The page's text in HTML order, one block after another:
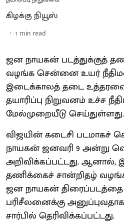
கிழக்கு நியூஸ்
1 min read
ஜன நாயகன் படத்துக்குத்
வழங்க சென்னை உயர்
இடைக்காலத் தடை உத்தரவை
தயாரிப்பு நிறுவனம் உச்ச
மேல்முறையீடு செய்துள்ளது.
விஜயின் கடைசி படமாகச்
நாயகன் ஜனவரி 9 அன்று
அறிவிக்கப்பட்டது. ஆனால்,
தணிக்கைச் சான்றிதழ்
ஜன நாயகன் திரைப்படத்தை
பரிசீலனைக்கு
சார்பில் தெரிவிக்கப்பட்டது.